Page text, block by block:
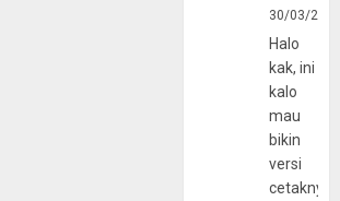
30/03/
Halo
kak, ini
kalo
mau
bikin
versi
cetaknya